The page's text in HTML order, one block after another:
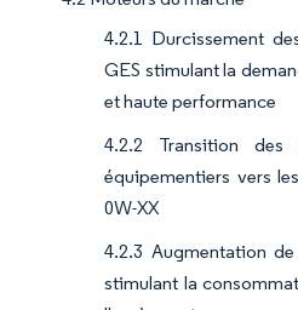
4.2.1 Durcissement
GES stimulant la
et haute performance
4.2.2 Transition des
équipementiers vers
0W-XX
4.2.3 Augmentation
stimulant la